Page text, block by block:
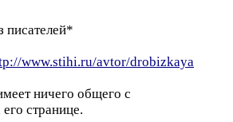
писателей*
www.stihi.ru/avtor/drobizkaya
ничего общего с
странице.